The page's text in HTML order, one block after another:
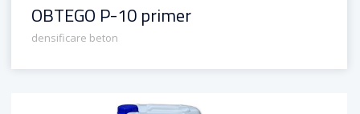
OBTEGO P-10 primer
densificare beton